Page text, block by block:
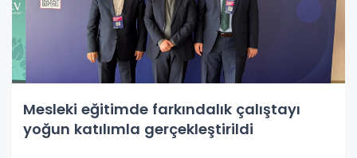
Mesleki eğitimde farkındalık çalıştayı
yoğun katılımla gerçekleştirildi